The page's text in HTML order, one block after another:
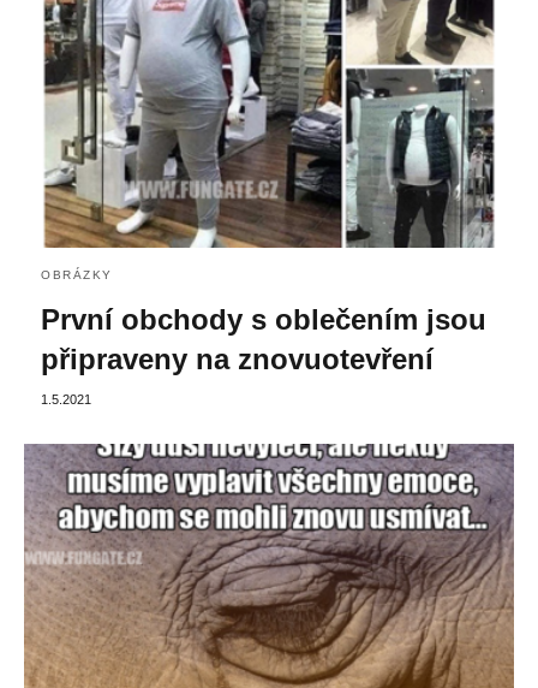
OBRÁZKY
První obchody s oblečením jsou
připraveny na znovuotevření
1.5.2021